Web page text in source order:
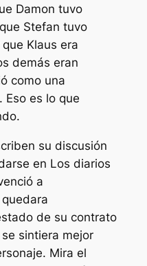
Damon tuvo
Stefan tuvo
Klaus era
demás eran
como una
es lo que
su discusión
en Los diarios
a
de su contrato
sintiera mejor
Mira el